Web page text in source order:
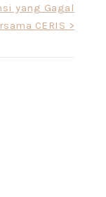
yang Gagal
CERIS >